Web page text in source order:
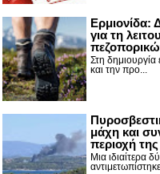
Ερμιονίδα:
για τη
Στη δημιουργία
και την προ...
μάχη και
περιοχή
Μια ιδιαίτερα